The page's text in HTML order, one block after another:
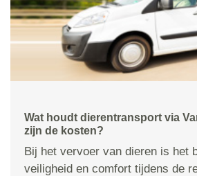
Wat houdt dierentransport via
zijn de kosten?
Bij het vervoer van dieren is het
veiligheid en comfort tijdens de